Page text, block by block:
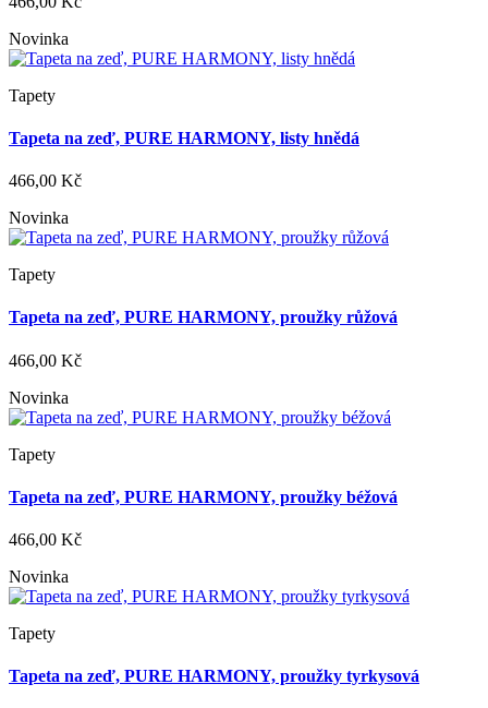
Novinka
Tapety
Tapeta na zeď, PURE HARMONY, listy hnědá
466,00 Kč
Novinka
Tapety
Tapeta na zeď, PURE HARMONY, proužky růžová
466,00 Kč
Novinka
Tapety
Tapeta na zeď, PURE HARMONY, proužky béžová
466,00 Kč
Novinka
Tapety
Tapeta na zeď, PURE HARMONY, proužky tyrkysová